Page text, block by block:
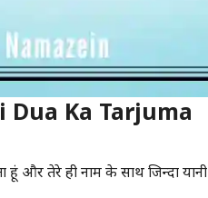
Dua Ka Tarjuma
हूं और तेरे ही नाम के साथ जिन्दा यानी